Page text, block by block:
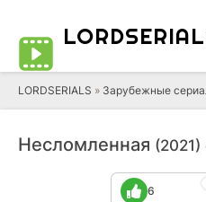
LORD
LORDSERIALS » Зарубежные
Несломленная (2021)
6